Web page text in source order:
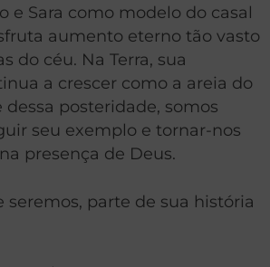
e Sara como modelo do casal
aumento eterno tão vasto
do céu. Na Terra, sua
a crescer como a areia do
dessa posteridade, somos
seu exemplo e tornar-nos
presença de Deus.
seremos, parte de sua história